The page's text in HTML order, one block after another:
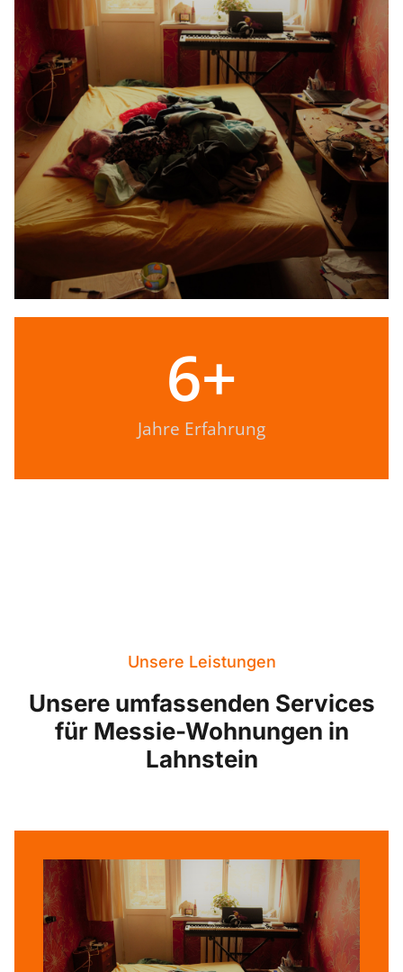
Jahre Erfahrung
6+
Unsere Leistungen
Unsere umfassenden Services
für Messie-Wohnungen in
Lahnstein